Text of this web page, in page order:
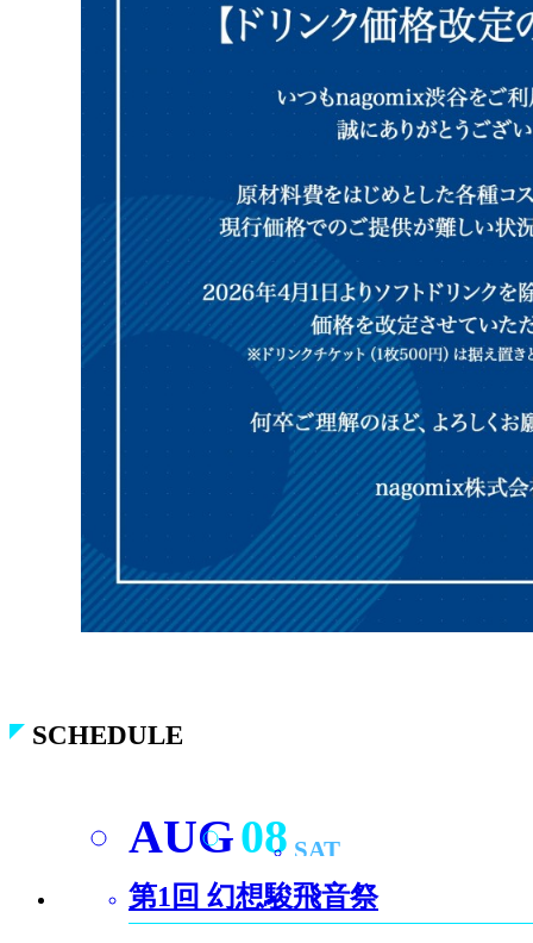
AUG08
2026.08
第1回 幻想駿飛音祭
14:00 - 20:00
https://twipla.jp/events/719322 幻想駿飛音祭 (げんそう
ふぇす) これは、クラブを始め、東方projectの様々
ベントへ飛んでいったただの一般人が、数々の出会
重ね、「老若男女、最高の仲間達と音の祭り」を創
く、自分のエゴ全開で生み出した新たな「東方クラブ
ト」である。 あの漢もあの娘もあのオタクもあのコ
ヤーも、演者、そしてオーディエンスの…